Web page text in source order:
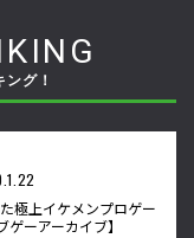
グ！
極上イケメンプロゲー
ーアーカイブ】